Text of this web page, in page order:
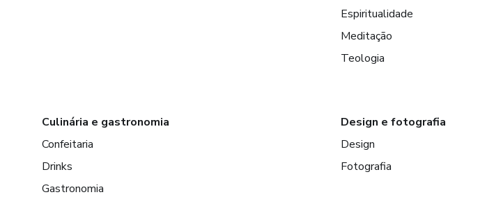
Espiritualidade
Meditação
Teologia
Culinária e gastronomia
Confeitaria
Drinks
Gastronomia
Design e fotografia
Design
Fotografia